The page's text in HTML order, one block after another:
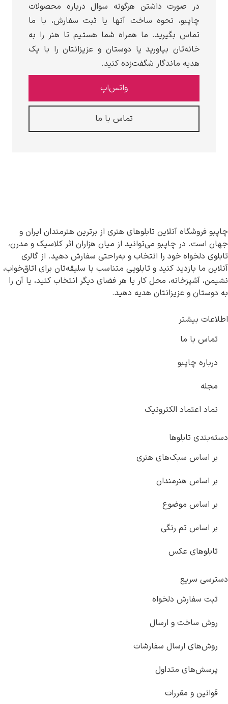
در صورت داشتن هرگونه سوال درباره محصولات
چاپبو، نحوه ساخت آنها یا ثبت سفارش، با ما
تماس بگیرید. ما همراه شما هستیم تا هنر را به
خانه‌تان بیاورید یا دوستان و عزیزانتان را با یک
هدیه ماندگار شگفت‌زده کنید.
واتس‌اپ
تماس با ما
چاپبو فروشگاه آنلاین تابلوهای هنری از برترین هنرمندان ایران و
جهان است. در چاپبو می‌توانید از میان هزاران اثر کلاسیک و مدرن،
تابلوی دلخواه خود را انتخاب و به‌راحتی سفارش دهید. از گالری
آنلاین ما بازدید کنید و تابلویی متناسب با سلیقه‌تان برای اتاق‌خواب،
نشیمن، آشپزخانه، محل کار یا هر فضای دیگر انتخاب کنید، یا آن را
به دوستان و عزیزانتان هدیه دهید.
اطلاعات بیشتر
تماس با ما
درباره چاپبو
مجله
نماد اعتماد الکترونیک
دسته‌بندی تابلوها
بر اساس سبک‌های هنری
بر اساس هنرمندان
بر اساس موضوع
بر اساس تم رنگی
تابلوهای عکس
دسترسی سریع
ثبت سفارش دلخواه
روش ساخت و ارسال
روش‌های ارسال سفارشات
پرسش‌های متداول
قوانین و مقررات